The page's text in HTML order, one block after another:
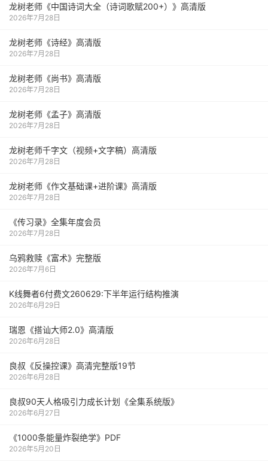
龙树老师《中国诗词大全（诗词歌赋200+）》高清版
2026年7月28日
龙树老师《诗经》高清版
2026年7月28日
龙树老师《尚书》高清版
2026年7月28日
龙树老师《孟子》高清版
2026年7月28日
龙树老师千字文（视频+文字稿）高清版
2026年7月28日
龙树老师《作文基础课+进阶课》高清版
2026年7月28日
《传习录》全集年度会员
2026年7月28日
乌鸦救赎《富术》完整版
2026年7月6日
K线舞者6付费文260629:下半年运行结构推演
2026年6月29日
瑞恩《搭讪大师2.0》高清版
2026年6月28日
良叔《反操控课》高清完整版19节
2026年6月28日
良叔90天人格吸引力成长计划《全集系统版》
2026年6月27日
《1000‮能条‬‎量‮裂炸‬‎绝学》PDF
2026年5月20日